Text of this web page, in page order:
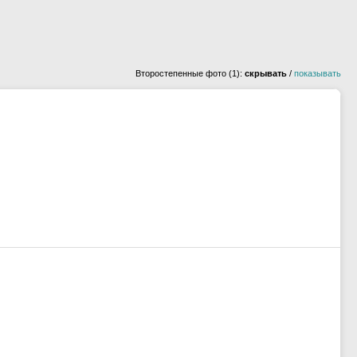
Второстепенные фото (1): скрывать / показывать